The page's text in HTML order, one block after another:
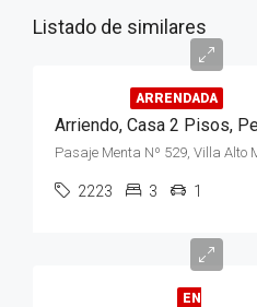
Listado de similares
ARRENDADA
Arriendo, Casa 2 Pisos,
Pasaje Menta Nº 529, Villa Alto
2223 3 1
EN